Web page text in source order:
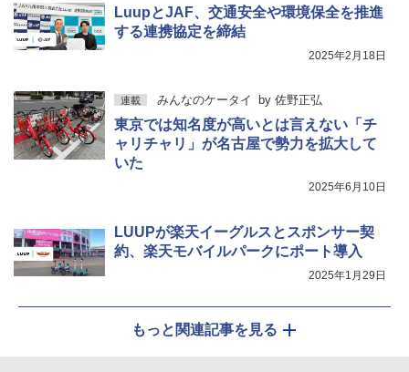
LuupとJAF、交通安全や環境保全を推進
する連携協定を締結
2025年2月18日
連載 みんなのケータイ by 佐野正弘
東京では知名度が高いとは言えない「チ
ャリチャリ」が名古屋で勢力を拡大して
いた
2025年6月10日
LUUPが楽天イーグルスとスポンサー契
約、楽天モバイルパークにポート導入
2025年1月29日
もっと関連記事を見る